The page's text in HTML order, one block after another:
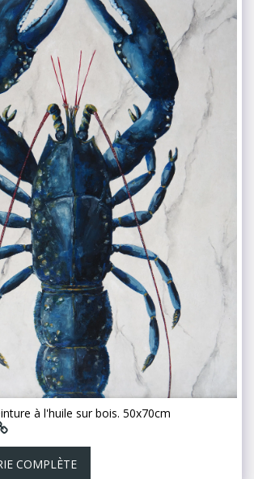
à l'huile sur bois. 50x70cm
COMPLÈTE